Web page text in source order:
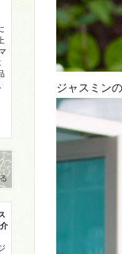
ジャスミン